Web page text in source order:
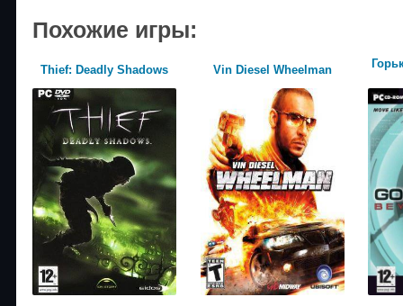
Похожие игры:
Thief: Deadly Shadows Vin Diesel Wheelman